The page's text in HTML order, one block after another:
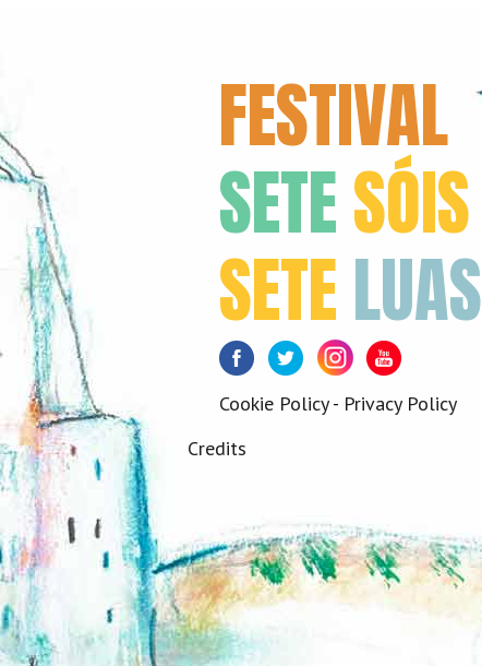
FESTIVAL
SETESÓIS
SETELUAS
FacebookTwitterInstagram
Cookie Policy- Privacy Policy
Credits